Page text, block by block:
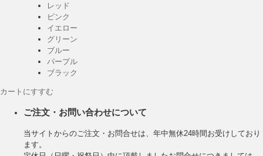
レッド
ピンク
イエロー
グリーン
ブルー
パープル
ブラック
カートにすすむ
ご注文・お問い合わせについて
当サイトからのご注文・お問合せは、年中無休24時間お受けしており
ます。